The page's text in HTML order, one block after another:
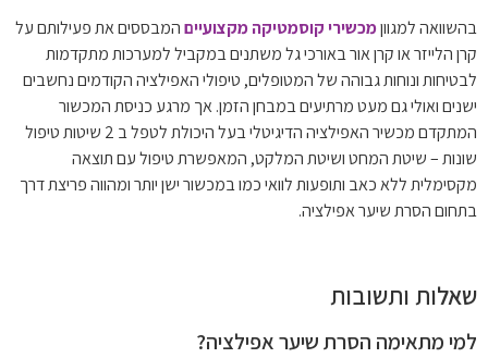
בהשוואה למגווןמכשירי קוסמטיקה מקצועייםהמבססים את פעילותם על
קרן הלייזר או קרן אור באורכי גל משתנים במקביל למערכות מתקדמות
לבטיחות ונוחות גבוהה של המטופלים, טיפולי האפילציה הקודמים נחשבים
ישנים ואולי גם מעט מרתיעים במבחן הזמן. אך מרגע כניסת המכשור
המתקדם מכשיר האפילציה הדיגיטלי בעל היכולת לטפל ב 2 שיטות טיפול
שונות – שיטת המחט ושיטת המלקט, המאפשרת טיפול עם תוצאה
מקסימלית ללא כאב ותופעות לוואי כמו במכשור ישן יותר ומהווה פריצת דרך
בתחום הסרת שיער אפילציה.
שאלות ותשובות
למי מתאימה הסרת שיער אפילציה?